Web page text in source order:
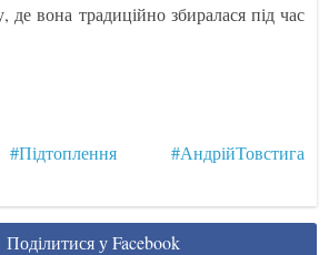
де вона традиційно збиралася під час
#Підтоплення
#АндрійТовстига
Поділитися у Facebook